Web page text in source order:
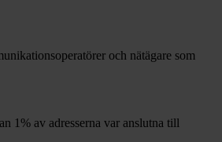
och nätägare som
1% av adresserna var anslutna till